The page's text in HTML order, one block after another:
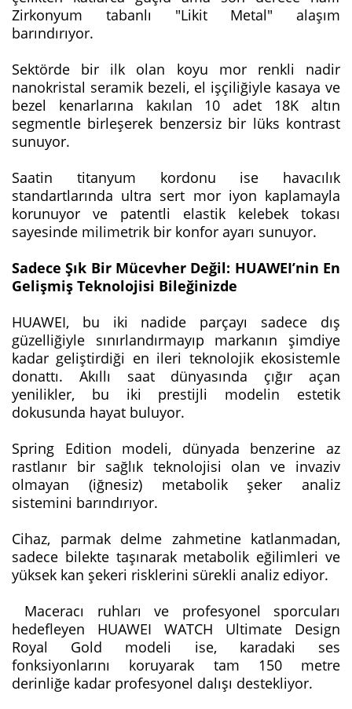
Zirkonyum tabanlı "Likit Metal" alaşım
barındırıyor.
Sektörde bir ilk olan koyu mor renkli nadir
nanokristal seramik bezeli, el işçiliğiyle kasaya ve
bezel kenarlarına kakılan 10 adet 18K altın
segmentle birleşerek benzersiz bir lüks kontrast
sunuyor.
Saatin titanyum kordonu ise havacılık
standartlarında ultra sert mor iyon kaplamayla
korunuyor ve patentli elastik kelebek tokası
sayesinde milimetrik bir konfor ayarı sunuyor.
Sadece Şık Bir Mücevher Değil: HUAWEI’nin En
Gelişmiş Teknolojisi Bileğinizde
HUAWEI, bu iki nadide parçayı sadece dış
güzelliğiyle sınırlandırmayıp markanın şimdiye
kadar geliştirdiği en ileri teknolojik ekosistemle
donattı. Akıllı saat dünyasında çığır açan
yenilikler, bu iki prestijli modelin estetik
dokusunda hayat buluyor.
Spring Edition modeli, dünyada benzerine az
rastlanır bir sağlık teknolojisi olan ve invaziv
olmayan (iğnesiz) metabolik şeker analiz
sistemini barındırıyor.
Cihaz, parmak delme zahmetine katlanmadan,
sadece bilekte taşınarak metabolik eğilimleri ve
yüksek kan şekeri risklerini sürekli analiz ediyor.
Maceracı ruhları ve profesyonel sporcuları
hedefleyen HUAWEI WATCH Ultimate Design
Royal Gold modeli ise, karadaki ses
fonksiyonlarını koruyarak tam 150 metre
derinliğe kadar profesyonel dalışı destekliyor.